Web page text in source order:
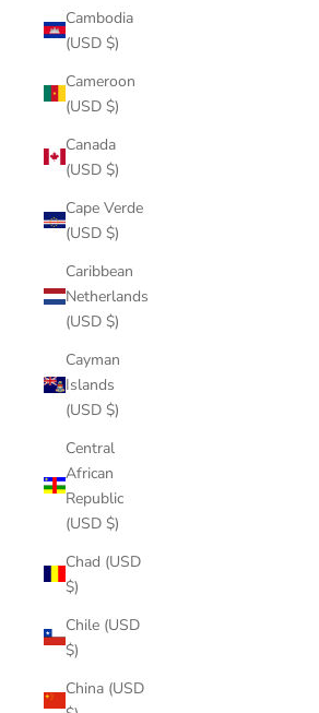
Cambodia
(USD $)
Cameroon
(USD $)
Canada
(USD $)
Cape Verde
(USD $)
Caribbean
Netherlands
(USD $)
Cayman
Islands
(USD $)
Central
African
Republic
(USD $)
Chad (USD
$)
Chile (USD
$)
China (USD